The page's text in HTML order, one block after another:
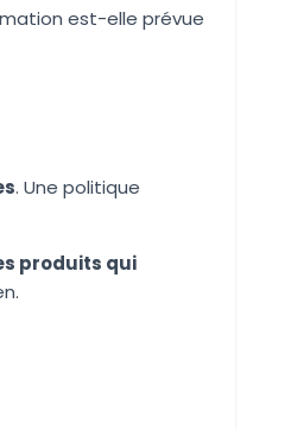
est-elle prévue
. Une politique
produits qui